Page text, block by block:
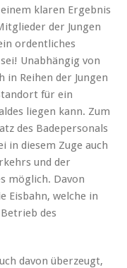
klaren Ergebnis
der Jungen
ordentliches
Unabhängig von
in Reihen der Jungen
für ein
liegen kann. Zum
des Badepersonals
in diesem Zuge auch
und der
möglich. Davon
Eisbahn, welche in
des
davon überzeugt,